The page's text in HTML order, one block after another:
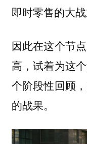
即时零售的大战
因此在这个节
高，试着为这
个阶段性回顾
的战果。